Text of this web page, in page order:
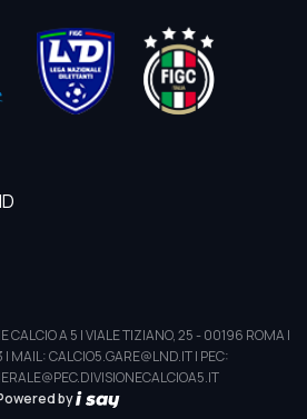
CALCIO A 5 | VIALE TIZIANO, 25 - 00196 ROMA |
CALCIO5.GARE@LND.IT | PEC:
by